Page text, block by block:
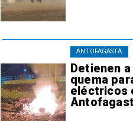
Detienen
quema
eléctricos
ANTOFAGASTA